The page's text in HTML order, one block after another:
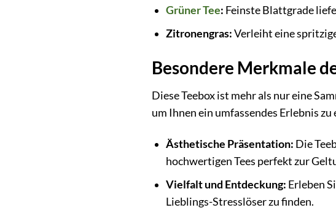
Grüner Tee: Feinste Blattgrade
Zitronengras:Verleiht eine
Besondere Merkmale
Diese Teebox ist mehr als nur eine
um Ihnen ein umfassendes Erlebnis
Ästhetische Präsentation: Die
hochwertigen Tees perfekt zur
Vielfalt und Entdeckung: Erleben
Lieblings-Stresslöser zu finden.